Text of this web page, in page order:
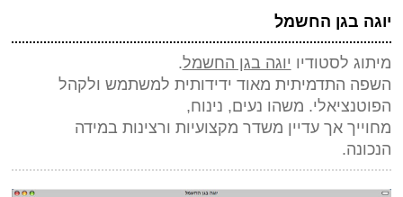
יוגה בגן החשמל
מיתוג לסטודיו יוגה בגן החשמל.
השפה התדמיתית מאוד ידידותית למשתמש ולקהל
הפוטנציאלי. משהו נעים, נינוח,
מחוייך אך עדיין משדר מקצועיות ורצינות במידה
הנכונה.